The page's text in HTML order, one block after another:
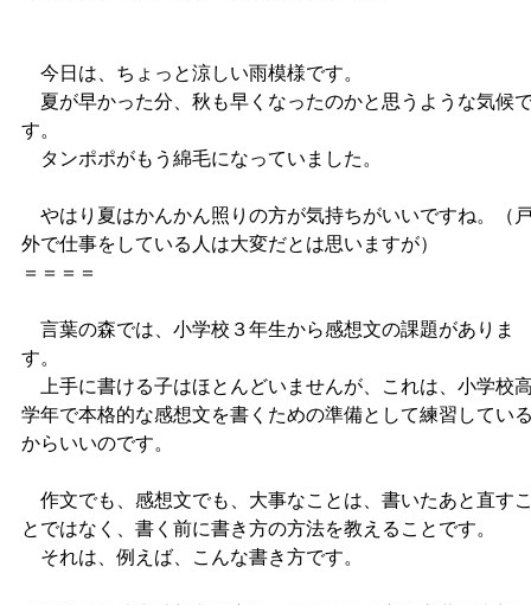
今日は、ちょっと涼しい雨模様です。
夏が早かった分、秋も早くなったのかと思うような気候
す。
タンポポがもう綿毛になっていました。
やはり夏はかんかん照りの方が気持ちがいいですね。（
外で仕事をしている人は大変だとは思いますが）
＝＝＝＝
言葉の森では、小学校３年生から感想文の課題がありま
す。
上手に書ける子はほとんどいませんが、これは、小学校
学年で本格的な感想文を書くための準備として練習してい
からいいのです。
作文でも、感想文でも、大事なことは、書いたあと直す
とではなく、書く前に書き方の方法を教えることです。
それは、例えば、こんな書き方です。